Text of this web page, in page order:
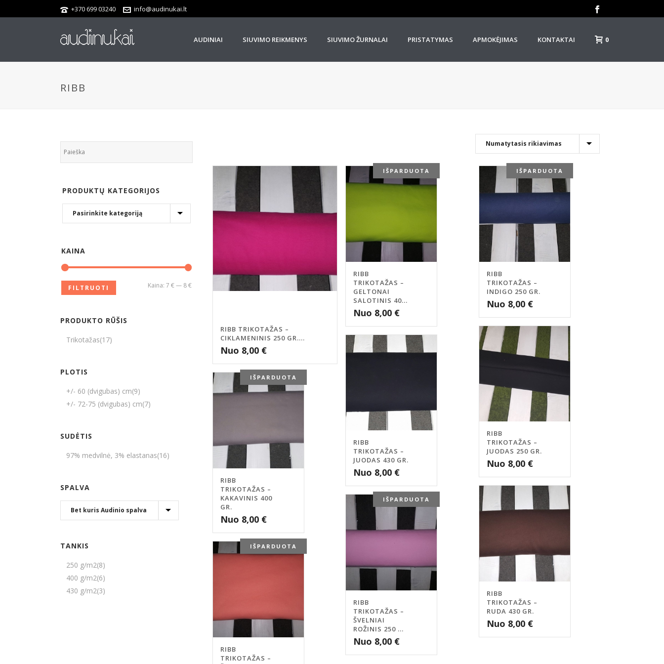
+370 699 03240 info@audinukai.lt
AUDINIAI SIUVIMO REIKMENYS SIUVIMO ŽURNALAI PRISTATYMAS APMOKĖJIMAS KONTAKTAI 0
RIBB
RIBB TRIKOTAŽAS –
CIKLAMENINIS 250 GR....
Nuo 8,00 €
IŠPARDUOTA
RIBB
TRIKOTAŽAS –
GELTONAI
SALOTINIS 40...
Nuo 8,00 €
IŠPARDUOTA
RIBB
TRIKOTAŽAS –
INDIGO 250 GR.
Nuo 8,00 €
RIBB
TRIKOTAŽAS –
JUODAS 250 GR.
Nuo 8,00 €
RIBB
TRIKOTAŽAS –
JUODAS 430 GR.
Nuo 8,00 €
IŠPARDUOTA
RIBB
TRIKOTAŽAS –
KAKAVINIS 400
GR.
Nuo 8,00 €
RIBB
TRIKOTAŽAS –
RUDA 430 GR.
Nuo 8,00 €
IŠPARDUOTA
RIBB
TRIKOTAŽAS –
ŠVELNIAI
ROŽINIS 250 ...
Nuo 8,00 €
IŠPARDUOTA
RIBB
TRIKOTAŽAS –
PRODUKTŲ KATEGORIJOS
KAINA
FILTRUOTI Kaina: 7 €— 8 €
PRODUKTO RŪŠIS
Trikotažas(17)
PLOTIS
+/- 60 (dvigubas) cm(9)
+/- 72-75 (dvigubas) cm(7)
SUDĖTIS
97% medvilnė, 3% elastanas(16)
SPALVA
TANKIS
250 g/m2(8)
400 g/m2(6)
430 g/m2(3)